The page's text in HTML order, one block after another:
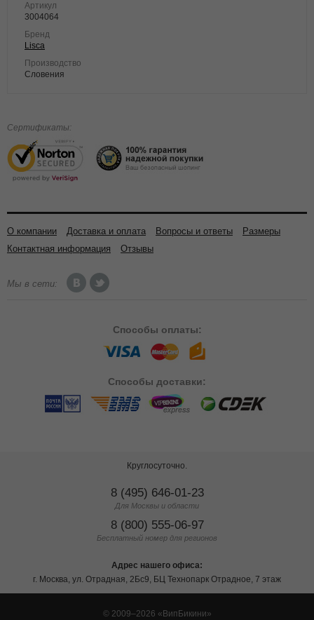
Артикул
3004064
Бренд
Lisca
Производство
Словения
Сертификаты:
О компании Доставка и оплата Вопросы и ответы
Размеры
Контактная информация
Отзывы
Мы в сети:
Способы оплаты:
Способы доставки:
Круглосуточно.
8 (495) 646-01-23
Для Москвы и области
8 (800) 555-06-97
Бесплатный номер для регионов
Адрес нашего офиса:
г. Москва, ул. Отрадная, 2Бс9, БЦ Технопарк Отрадное, 7 этаж
© 2009–2026 ВипБикини